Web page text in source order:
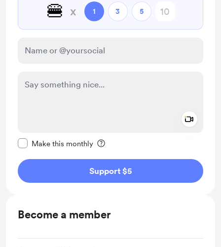
🍔 x 1 3 5
Make this monthly
Support $5
Become a member